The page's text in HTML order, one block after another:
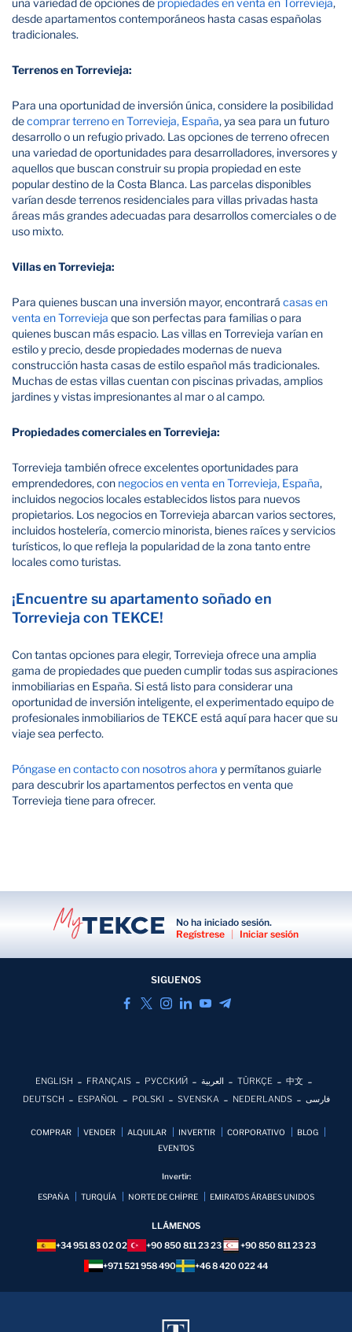
una variedad de opciones de propiedades en venta en Torrevieja,
desde apartamentos contemporáneos hasta casas españolas
tradicionales.
Terrenos en Torrevieja:
Para una oportunidad de inversión única, considere la posibilidad
decomprar terreno en Torrevieja, España, ya sea para un futuro
desarrollo o un refugio privado. Las opciones de terreno ofrecen
una variedad de oportunidades para desarrolladores, inversores y
aquellos que buscan construir su propia propiedad en este
popular destino de la Costa Blanca. Las parcelas disponibles
varían desde terrenos residenciales para villas privadas hasta
áreas más grandes adecuadas para desarrollos comerciales o de
uso mixto.
Villas en Torrevieja:
Para quienes buscan una inversión mayor, encontrará casas en
venta en Torrevieja que son perfectas para familias o para
quienes buscan más espacio. Las villas en Torrevieja varían en
estilo y precio, desde propiedades modernas de nueva
construcción hasta casas de estilo español más tradicionales.
Muchas de estas villas cuentan con piscinas privadas, amplios
jardines y vistas impresionantes al mar o al campo.
Propiedades comerciales en Torrevieja:
Torrevieja también ofrece excelentes oportunidades para
emprendedores, con negocios en venta en Torrevieja, España,
incluidos negocios locales establecidos listos para nuevos
propietarios. Los negocios en Torrevieja abarcan varios sectores,
incluidos hostelería, comercio minorista, bienes raíces y servicios
turísticos, lo que refleja la popularidad de la zona tanto entre
locales como turistas.
¡Encuentre su apartamento soñado en
Torrevieja con TEKCE!
Con tantas opciones para elegir, Torrevieja ofrece una amplia
gama de propiedades que pueden cumplir todas sus aspiraciones
inmobiliarias en España. Si está listo para considerar una
oportunidad de inversión inteligente, el experimentado equipo de
profesionales inmobiliarios de TEKCE está aquí para hacer que su
viaje sea perfecto.
Póngase en contacto con nosotros ahora y permítanos guiarle
para descubrir los apartamentos perfectos en venta que
Torrevieja tiene para ofrecer.
No ha iniciado sesión.
Regístrese
Iniciar sesión
SIGUENOS
ENGLISH FRANÇAIS РУССКИЙ العربية TÜRKÇE
中文
DEUTSCH
ESPAÑOL POLSKI SVENSKA NEDERLANDS فارسی
COMPRAR VENDER ALQUILAR INVERTIR CORPORATIVO
BLOG
EVENTOS
Invertir:
ESPAÑA TURQUÍA NORTE DE CHİPRE EMIRATOS ÁRABES UNIDOS
LLÁMENOS
+34 951 83 02 02
+90 850 811 23 23
+90 850 811 23 23
+971 521 958 490
+46 8 420 022 44